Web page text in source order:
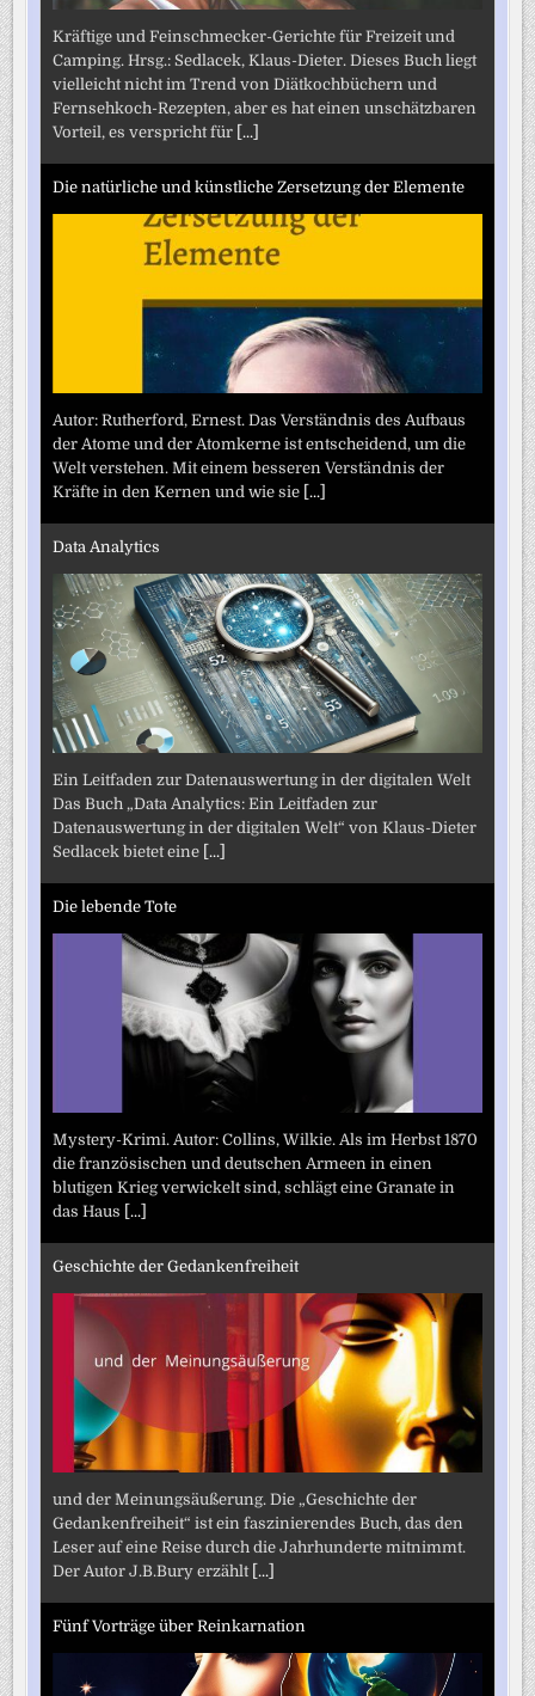
Kräftige und Feinschmecker-Gerichte für Freizeit und
Camping. Hrsg.: Sedlacek, Klaus-Dieter. Dieses Buch liegt
vielleicht nicht im Trend von Diätkochbüchern und
Fernsehkoch-Rezepten, aber es hat einen unschätzbaren
Vorteil, es verspricht für [...]
Die natürliche und künstliche Zersetzung der Elemente
Autor: Rutherford, Ernest. Das Verständnis des Aufbaus
der Atome und der Atomkerne ist entscheidend, um die
Welt verstehen. Mit einem besseren Verständnis der
Kräfte in den Kernen und wie sie [...]
Data Analytics
Ein Leitfaden zur Datenauswertung in der digitalen Welt
Das Buch „Data Analytics: Ein Leitfaden zur
Datenauswertung in der digitalen Welt“ von Klaus-Dieter
Sedlacek bietet eine [...]
Die lebende Tote
Mystery-Krimi. Autor: Collins, Wilkie. Als im Herbst 1870
die französischen und deutschen Armeen in einen
blutigen Krieg verwickelt sind, schlägt eine Granate in
das Haus
[...]
Geschichte der Gedankenfreiheit
und der Meinungsäußerung. Die „Geschichte der
Gedankenfreiheit“ ist ein faszinierendes Buch, das den
Leser auf eine Reise durch die Jahrhunderte mitnimmt.
Der Autor J.B.Bury erzählt [...]
Fünf Vorträge über Reinkarnation